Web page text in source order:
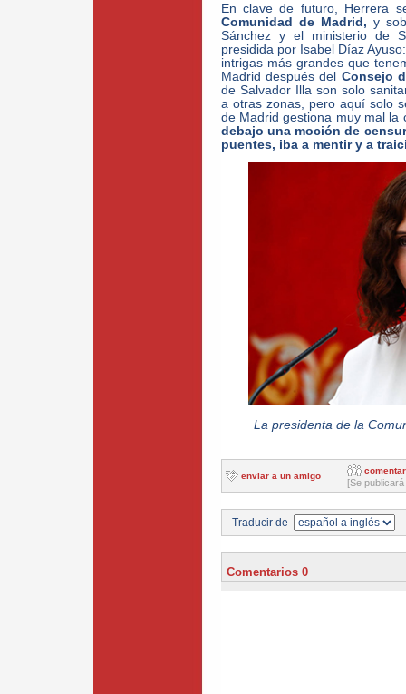
En clave de futuro, Herrera
Comunidad de Madrid, y
Sánchez y el ministerio de
presidida por Isabel Díaz
intrigas más grandes que
Madrid después del Consejo
de Salvador Illa son solo
a otras zonas, pero aquí solo
de Madrid gestiona muy mal la
debajo una moción de
puentes, iba a mentir y a
La presidenta de la
enviar a un amigo
comentar
[Se
Traducir de
Comentarios 0